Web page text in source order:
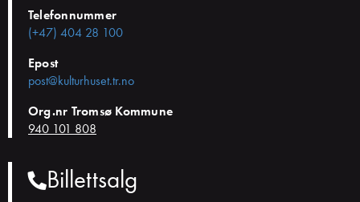
Telefonnummer
(+47) 404 28 100
Epost
post@kulturhuset.tr.no
Org.nr Tromsø Kommune
940 101 808
Billettsalg